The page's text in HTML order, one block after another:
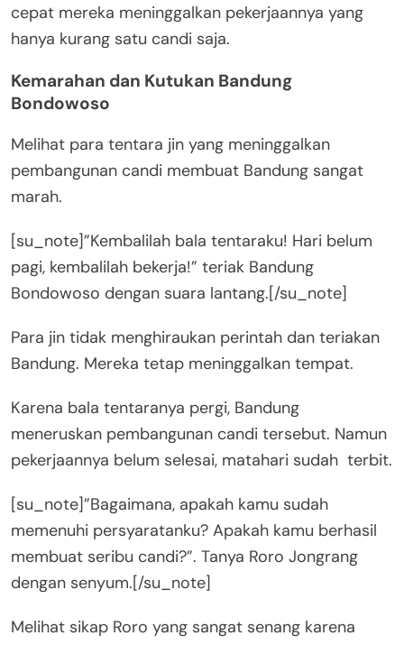
cepat mereka meninggalkan pekerjaannya yang
hanya kurang satu candi saja.
Kemarahan dan Kutukan Bandung
Bondowoso
Melihat para tentara jin yang meninggalkan
pembangunan candi membuat Bandung sangat
marah.
[su_note]”Kembalilah bala tentaraku! Hari belum
pagi, kembalilah bekerja!” teriak Bandung
Bondowoso dengan suara lantang.[/su_note]
Para jin tidak menghiraukan perintah dan teriakan
Bandung. Mereka tetap meninggalkan tempat.
Karena bala tentaranya pergi, Bandung
meneruskan pembangunan candi tersebut. Namun
pekerjaannya belum selesai, matahari sudah terbit.
[su_note]”Bagaimana, apakah kamu sudah
memenuhi persyaratanku? Apakah kamu berhasil
membuat seribu candi?”. Tanya Roro Jongrang
dengan senyum.[/su_note]
Melihat sikap Roro yang sangat senang karena